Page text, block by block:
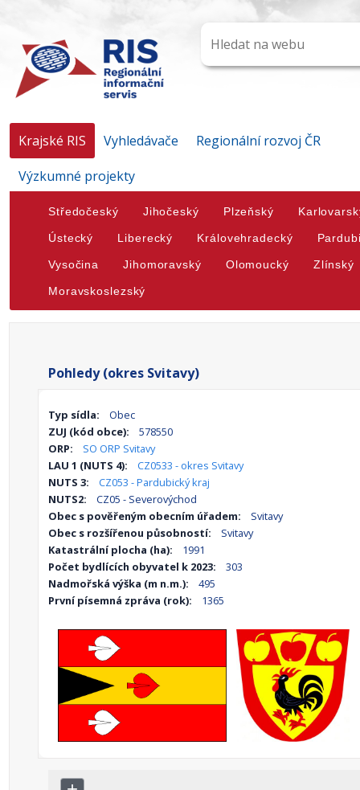
Krajské RIS Vyhledávače
Regionální rozvoj ČR
Výzkumné projekty
Středočeský Jihočeský Plzeňský
Ústecký Liberecký Královehradecký
Vysočina Jihomoravský Olomoucký Zlínský
Moravskoslezský
Pohledy (okres Svitavy)
Typ sídla:
Obec
ZUJ (kód obce):
578550
ORP:
SO ORP Svitavy
LAU 1 (NUTS 4):
CZ0533 - okres Svitavy
NUTS 3:
CZ053 - Pardubický kraj
NUTS2:
CZ05 - Severovýchod
Obec s pověřeným obecním úřadem:
Svitavy
Obec s rozšířenou působností:
Svitavy
Katastrální plocha (ha):
1991
Počet bydlících obyvatel k 2023:
303
Nadmořská výška (m n.m.):
495
První písemná zpráva (rok):
1365